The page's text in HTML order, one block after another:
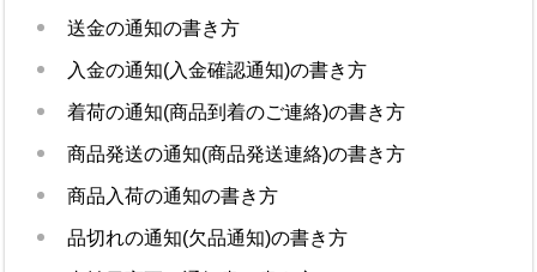
送金の通知の書き方
入金の通知(入金確認通知)の書き方
着荷の通知(商品到着のご連絡)の書き方
商品発送の通知(商品発送連絡)の書き方
商品入荷の通知の書き方
品切れの通知(欠品通知)の書き方